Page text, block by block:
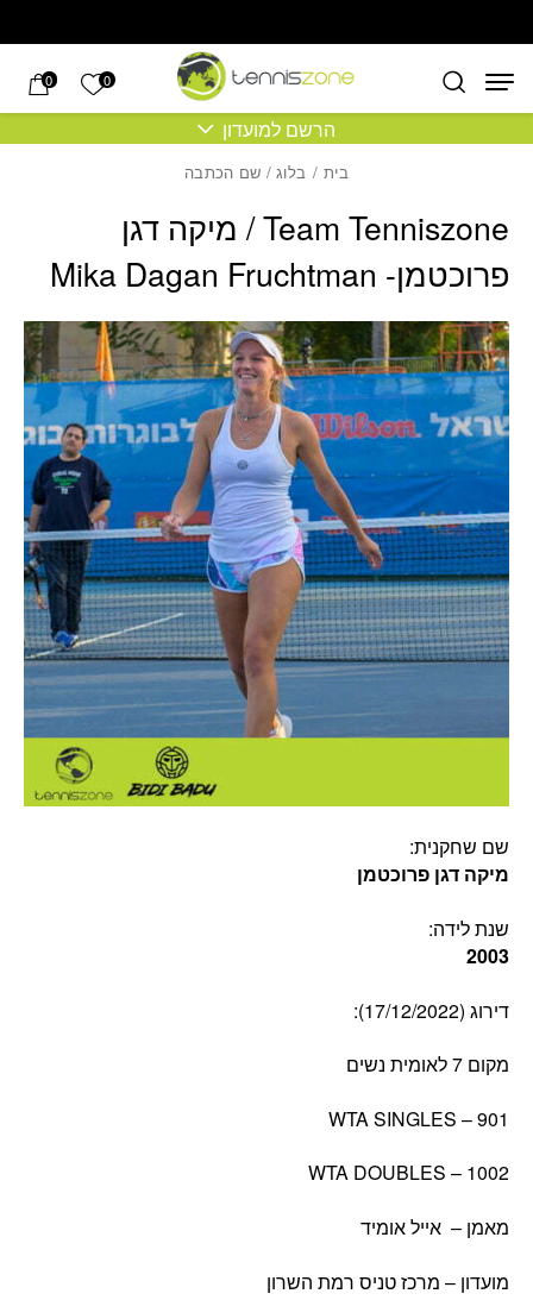
0 הרשימה
0
הרשם למועדון
בית / בלוג/ שם הכתבה
Team Tenniszone / מיקה דגן
פרוכטמן- Mika Dagan Fruchtman
שם שחקנית:
מיקה דגן פרוכטמן
שנת לידה:
2003
דירוג (17/12/2022):
מקום 7 לאומית נשים
WTA SINGLES – 901
WTA DOUBLES – 1002
מאמן – אייל אומיד
מועדון – מרכז טניס רמת השרון